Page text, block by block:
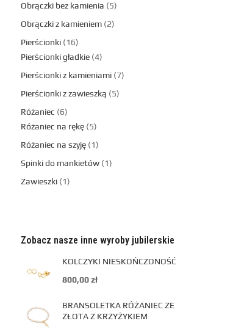
Obrączki bez kamienia
5
Obrączki z kamieniem 2
Pierścionki 16
Pierścionki gładkie 4
Pierścionki z kamieniami 7
Pierścionki z zawieszką
5
Różaniec
6
Różaniec na rękę 5
Różaniec na szyję 1
Spinki do mankietów 1
Zawieszki 1
Zobacz nasze inne wyroby jubilerskie
KOLCZYKI NIESKOŃCZONOŚĆ
800,00zł
BRANSOLETKA RÓŻANIEC ZE
ZŁOTA Z KRZYŻYKIEM